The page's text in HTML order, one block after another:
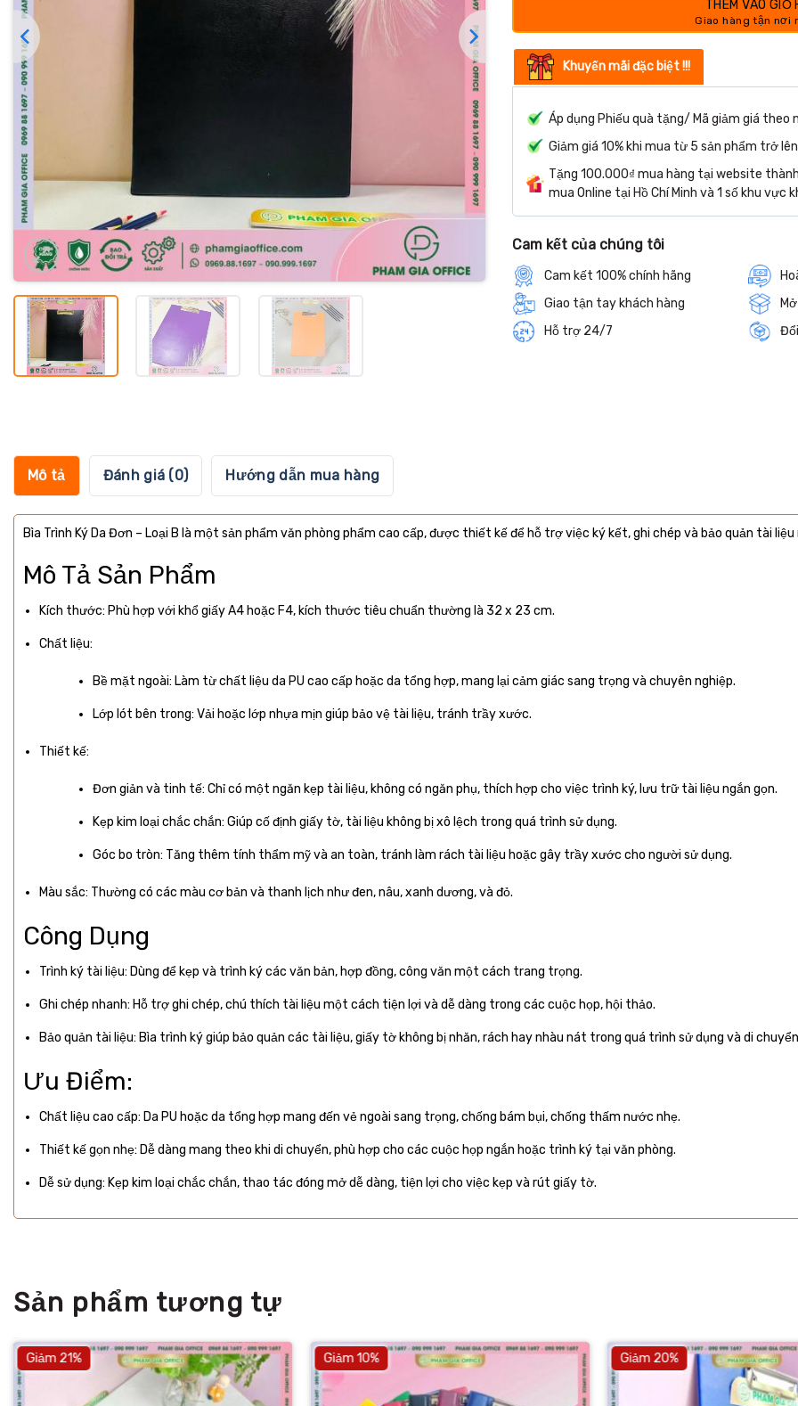
THÊM VÀO GIỎ
Khuyến mãi đặc biệt !!!
Áp dụng Phiếu quà tặng/ Mã giảm giá theo
Giảm giá 10% khi mua từ 5 sản phẩm trở
Tặng 100.000₫ mua hàng tại website
mua Online tại Hồ Chí Minh và 1 số khu vực
Cam kết của chúng tôi
Cam kết 100% chính hãng
Giao tận tay khách hàng
Hỗ trợ 24/7
Mô tả Đánh giá (0) Hướng dẫn mua hàng
Bìa Trình Ký Da Đơn – Loại B là một sản phẩm văn phòng phẩm cao cấp, được thiết kế để hỗ trợ việc ký kết, ghi chép và bảo quản tài
Mô Tả Sản Phẩm
Kích thước: Phù hợp với khổ giấy A4 hoặc F4, kích thước tiêu chuẩn thường là 32 x 23 cm.
Chất liệu:
Bề mặt ngoài: Làm từ chất liệu da PU cao cấp hoặc da tổng hợp, mang lại cảm giác sang trọng và chuyên nghiệp.
Lớp lót bên trong: Vải hoặc lớp nhựa mịn giúp bảo vệ tài liệu, tránh trầy xước.
Thiết kế:
Đơn giản và tinh tế: Chỉ có một ngăn kẹp tài liệu, không có ngăn phụ, thích hợp cho việc trình ký, lưu trữ tài liệu ngắn gọn.
Kẹp kim loại chắc chắn: Giúp cố định giấy tờ, tài liệu không bị xô lệch trong quá trình sử dụng.
Góc bo tròn: Tăng thêm tính thẩm mỹ và an toàn, tránh làm rách tài liệu hoặc gây trầy xước cho người sử dụng.
Màu sắc: Thường có các màu cơ bản và thanh lịch như đen, nâu, xanh dương, và đỏ.
Công Dụng
Trình ký tài liệu: Dùng để kẹp và trình ký các văn bản, hợp đồng, công văn một cách trang trọng.
Ghi chép nhanh: Hỗ trợ ghi chép, chú thích tài liệu một cách tiện lợi và dễ dàng trong các cuộc họp, hội thảo.
Bảo quản tài liệu: Bìa trình ký giúp bảo quản các tài liệu, giấy tờ không bị nhăn, rách hay nhàu nát trong quá trình sử dụng và di
Ưu Điểm:
Chất liệu cao cấp: Da PU hoặc da tổng hợp mang đến vẻ ngoài sang trọng, chống bám bụi, chống thấm nước nhẹ.
Thiết kế gọn nhẹ: Dễ dàng mang theo khi di chuyển, phù hợp cho các cuộc họp ngắn hoặc trình ký tại văn phòng.
Dễ sử dụng: Kẹp kim loại chắc chắn, thao tác đóng mở dễ dàng, tiện lợi cho việc kẹp và rút giấy tờ.
Sản phẩm tương tự
Giảm 21% Giảm 10% Giảm 20%